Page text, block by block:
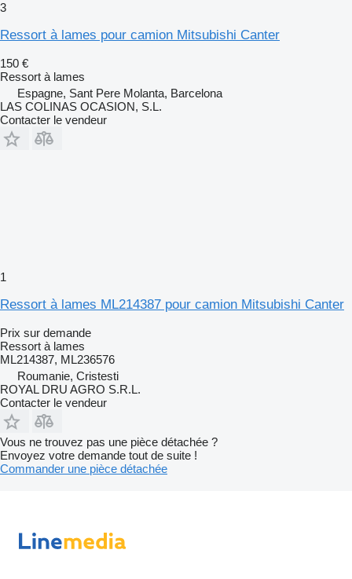
3
Ressort à lames pour camion Mitsubishi Canter
150 €
Ressort à lames
Espagne, Sant Pere Molanta, Barcelona
LAS COLINAS OCASION, S.L.
Contacter le vendeur
1
Ressort à lames ML214387 pour camion Mitsubishi Canter
Prix sur demande
Ressort à lames
ML214387, ML236576
Roumanie, Cristesti
ROYAL DRU AGRO S.R.L.
Contacter le vendeur
Vous ne trouvez pas une pièce détachée ?
Envoyez votre demande tout de suite !
Commander une pièce détachée